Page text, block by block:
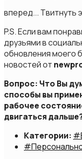
вперед... Твитнуть
P.S. Если вам
друзьями в
обновления моего
новостей от
Вопрос: Что Вы
способы вы
рабочее
двигаться
Категории: